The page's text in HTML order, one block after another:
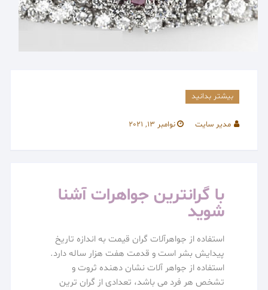
بیشتر بدانید
مدیر سایت نوامبر 13, 2021
با گرانترین جواهرات آشنا
شوید
استفاده از جواهرآلات گران قیمت به اندازه تاریخ
پیدایش بشر است و قدمت هفت هزار ساله دارد.
استفاده از جواهر آلات نشان دهنده ثروت و
تشخص هر فرد می باشد، تعدادی از گران ترین